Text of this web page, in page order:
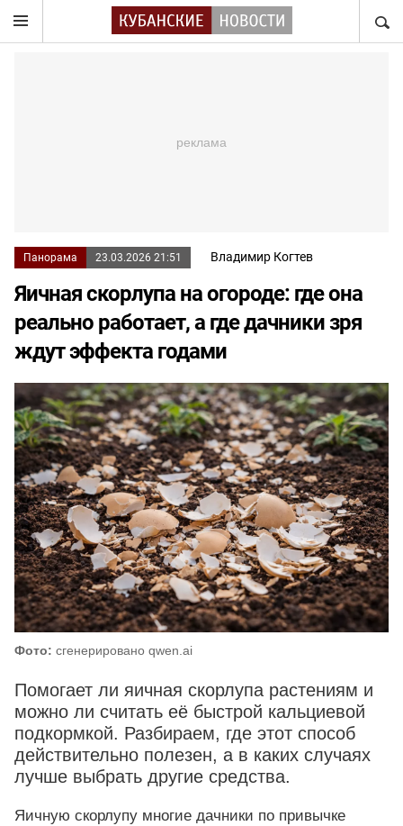
Панорама 23.03.2026 21:51 Владимир Когтев
Яичная скорлупа на огороде: где она
реально работает, а где дачники зря
ждут эффекта годами
Фото: сгенерировано qwen.ai
Помогает ли яичная скорлупа растениям и
можно ли считать её быстрой кальциевой
подкормкой. Разбираем, где этот способ
действительно полезен, а в каких случаях
лучше выбрать другие средства.
Яичную скорлупу многие дачники по привычке